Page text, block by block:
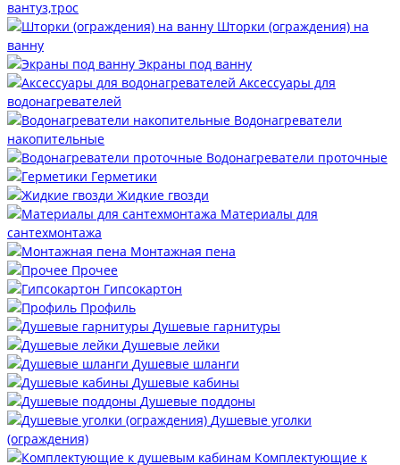
вантуз,трос
Шторки (ограждения) на
ванну
Экраны под ванну
Аксессуары для
водонагревателей
Водонагреватели
накопительные
Водонагреватели проточные
Герметики
Жидкие гвозди
Материалы для
сантехмонтажа
Монтажная пена
Прочее
Гипсокартон
Профиль
Душевые гарнитуры
Душевые лейки
Душевые шланги
Душевые кабины
Душевые поддоны
Душевые уголки
(ограждения)
Комплектующие к